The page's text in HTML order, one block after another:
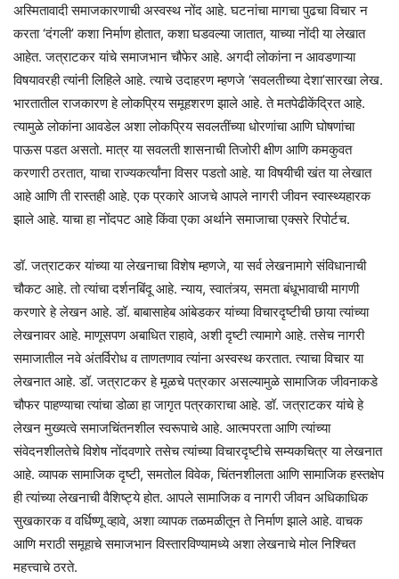
अस्मितावादी समाजकारणाची अस्वस्थ नोंद आहे. घटनांचा मागचा पुढचा विचार न
करता ‘दंगली’ कशा निर्माण होतात, कशा घडवल्या जातात, याच्या नोंदी या लेखात
आहेत. जत्राटकर यांचे समाजभान चौफेर आहे. अगदी लोकांना न आवडणाऱ्या
विषयावरही त्यांनी लिहिले आहे. त्याचे उदाहरण म्हणजे ‘सवलतीच्या देशा’सारखा लेख.
भारतातील राजकारण हे लोकप्रिय समूहशरण झाले आहे. ते मतपेढीकेंद्रित आहे.
त्यामुळे लोकांना आवडेल अशा लोकप्रिय सवलतींच्या धोरणांचा आणि घोषणांचा
पाऊस पडत असतो. मात्र या सवलती शासनाची तिजोरी क्षीण आणि कमकुवत
करणारी ठरतात, याचा राज्यकर्त्यांना विसर पडतो आहे. या विषयीची खंत या लेखात
आहे आणि ती रास्तही आहे. एक प्रकारे आजचे आपले नागरी जीवन स्वास्थ्यहारक
झाले आहे. याचा हा नोंदपट आहे किंवा एका अर्थाने समाजाचा एक्सरे रिपोर्टच.
डॉ. जत्राटकर यांच्या या लेखनाचा विशेष म्हणजे, या सर्व लेखनामागे संविधानाची
चौकट आहे. तो त्यांचा दर्शनबिंदू आहे. न्याय, स्वातंत्र्य, समता बंधूभावाची मागणी
करणारे हे लेखन आहे. डॉ. बाबासाहेब आंबेडकर यांच्या विचारदृष्टीची छाया त्यांच्या
लेखनावर आहे. माणूसपण अबाधित राहावे, अशी दृष्टी त्यामागे आहे. तसेच नागरी
समाजातील नवे अंतर्विरोध व ताणतणाव त्यांना अस्वस्थ करतात. त्याचा विचार या
लेखनात आहे. डॉ. जत्राटकर हे मूळचे पत्रकार असल्यामुळे सामाजिक जीवनाकडे
चौफर पाहण्याचा त्यांचा डोळा हा जागृत पत्रकाराचा आहे. डॉ. जत्राटकर यांचे हे
लेखन मुख्यत्वे समाजचिंतनशील स्वरूपाचे आहे. आत्मपरता आणि त्यांच्या
संवेदनशीलतेचे विशेष नोंदवणारे तसेच त्यांच्या विचारदृष्टीचे सम्यकचित्र या लेखनात
आहे. व्यापक सामाजिक दृष्टी, समतोल विवेक, चिंतनशीलता आणि सामाजिक हस्तक्षेप
ही त्यांच्या लेखनाची वैशिष्ट्ये होत. आपले सामाजिक व नागरी जीवन अधिकाधिक
सुखकारक व वर्धिष्णू व्हावे, अशा व्यापक तळमळीतून ते निर्माण झाले आहे. वाचक
आणि मराठी समूहाचे समाजभान विस्तारविण्यामध्ये अशा लेखनाचे मोल निश्चित
महत्त्वाचे ठरते.